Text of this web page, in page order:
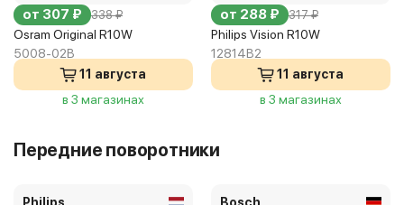
от 307 ₽ 338 ₽
Osram Original R10W
5008-02B
11 августа
в 3 магазинах
от 288 ₽ 317 ₽
Philips Vision R10W
12814B2
11 августа
в 3 магазинах
Передние поворотники